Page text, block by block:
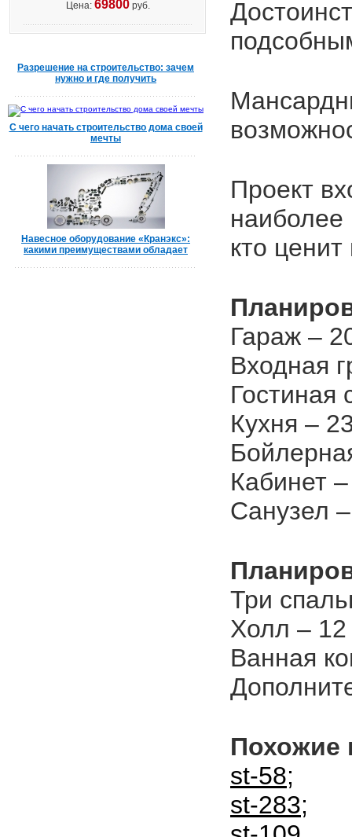
Цена: 69800руб.
Разрешение на строительство: зачем
нужно и где получить
С чего начать строительство дома своей
мечты
Навесное оборудование «Кранэкс»:
какими преимуществами обладает
Проект
кто
Гараж –
Входная
Гостиная
Кухня –
Кабинет
Санузел
Три
Холл –
Ванная
Похожие
st-58;
st-283;